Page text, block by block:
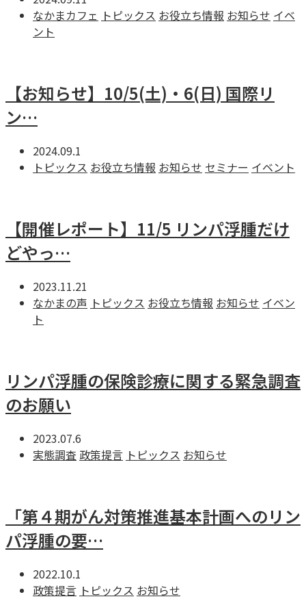
なかまカフェ トピックス お役立ち情報 お知らせ イベ
ント
【お知らせ】10/5(土)・6(日) 国際リ
ン…
2024.09.1
トピックス お役立ち情報 お知らせ セミナー イベント
【開催レポート】11/5 リンパ浮腫だけ
どやっ…
2023.11.21
なかまの声 トピックス お役立ち情報 お知らせ イベン
ト
リンパ浮腫の保険診療に関する緊急調査
のお願い
2023.07.6
実態調査 政策提言 トピックス お知らせ
「第４期がん対策推進基本計画へのリン
パ浮腫の要…
2022.10.1
政策提言 トピックス お知らせ